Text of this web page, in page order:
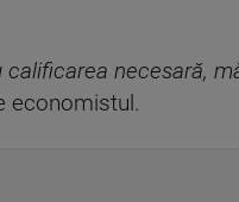
necesară,
economistul.